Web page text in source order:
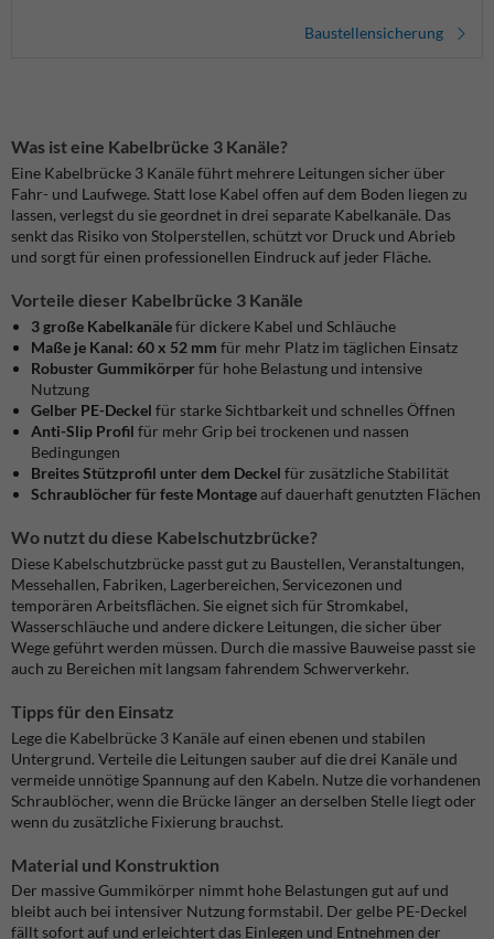
Baustellensicherung
Was ist eine Kabelbrücke 3 Kanäle?
Eine Kabelbrücke 3 Kanäle führt mehrere Leitungen sicher über
Fahr- und Laufwege. Statt lose Kabel offen auf dem Boden liegen zu
lassen, verlegst du sie geordnet in drei separate Kabelkanäle. Das
senkt das Risiko von Stolperstellen, schützt vor Druck und Abrieb
und sorgt für einen professionellen Eindruck auf jeder Fläche.
Vorteile dieser Kabelbrücke 3 Kanäle
3 große Kabelkanälefür dickere Kabel und Schläuche
Maße je Kanal: 60 x 52 mm für mehr Platz im täglichen Einsatz
Robuster Gummikörperfür hohe Belastung und intensive
Nutzung
Gelber PE-Deckel für starke Sichtbarkeit und schnelles Öffnen
Anti-Slip Profil für mehr Grip bei trockenen und nassen
Bedingungen
Breites Stützprofil unter dem Deckel für zusätzliche Stabilität
Schraublöcher für feste Montageauf dauerhaft genutzten Flächen
Wo nutzt du diese Kabelschutzbrücke?
Diese Kabelschutzbrücke passt gut zu Baustellen, Veranstaltungen,
Messehallen, Fabriken, Lagerbereichen, Servicezonen und
temporären Arbeitsflächen. Sie eignet sich für Stromkabel,
Wasserschläuche und andere dickere Leitungen, die sicher über
Wege geführt werden müssen. Durch die massive Bauweise passt sie
auch zu Bereichen mit langsam fahrendem Schwerverkehr.
Tipps für den Einsatz
Lege die Kabelbrücke 3 Kanäle auf einen ebenen und stabilen
Untergrund. Verteile die Leitungen sauber auf die drei Kanäle und
vermeide unnötige Spannung auf den Kabeln. Nutze die vorhandenen
Schraublöcher, wenn die Brücke länger an derselben Stelle liegt oder
wenn du zusätzliche Fixierung brauchst.
Material und Konstruktion
Der massive Gummikörper nimmt hohe Belastungen gut auf und
bleibt auch bei intensiver Nutzung formstabil. Der gelbe PE-Deckel
fällt sofort auf und erleichtert das Einlegen und Entnehmen der